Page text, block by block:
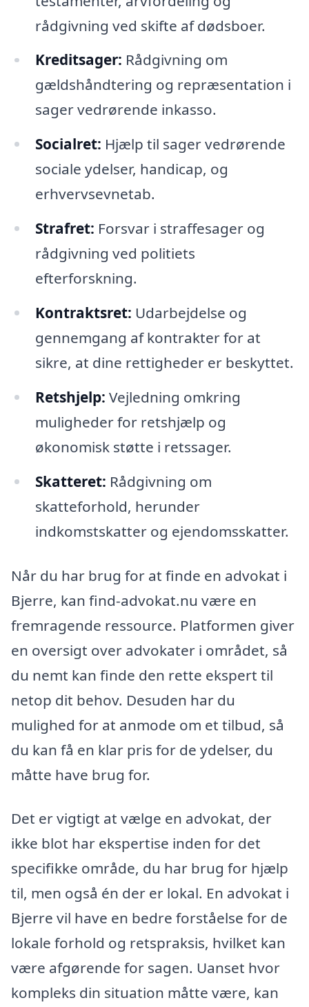
rådgivning ved skifte af dødsboer.
Kreditsager: Rådgivning om
gældshåndtering og repræsentation i
sager vedrørende inkasso.
Socialret: Hjælp til sager vedrørende
sociale ydelser, handicap, og
erhvervsevnetab.
Strafret: Forsvar i straffesager og
rådgivning ved politiets
efterforskning.
Kontraktsret: Udarbejdelse og
gennemgang af kontrakter for at
sikre, at dine rettigheder er beskyttet.
Retshjelp: Vejledning omkring
muligheder for retshjælp og
økonomisk støtte i retssager.
Skatteret: Rådgivning om
skatteforhold, herunder
indkomstskatter og ejendomsskatter.
Når du har brug for at finde en advokat i
Bjerre, kan find-advokat.nu være en
fremragende ressource. Platformen giver
en oversigt over advokater i området, så
du nemt kan finde den rette ekspert til
netop dit behov. Desuden har du
mulighed for at anmode om et tilbud, så
du kan få en klar pris for de ydelser, du
måtte have brug for.
Det er vigtigt at vælge en advokat, der
ikke blot har ekspertise inden for det
specifikke område, du har brug for hjælp
til, men også én der er lokal. En advokat i
Bjerre vil have en bedre forståelse for de
lokale forhold og retspraksis, hvilket kan
være afgørende for sagen. Uanset hvor
kompleks din situation måtte være, kan